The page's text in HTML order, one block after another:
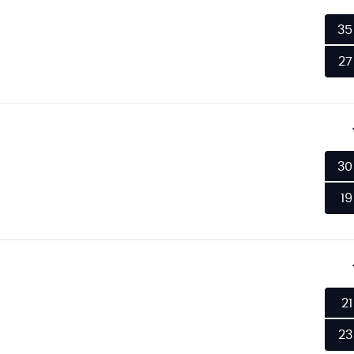
35
27
30
19
21
23